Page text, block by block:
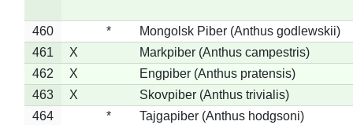
460 *
Mongolsk Piber (Anthus godlewskii)
461
X
Markpiber (Anthus campestris)
462
X
Engpiber (Anthus pratensis)
463
X
Skovpiber (Anthus trivialis)
464
*
Tajgapiber (Anthus hodgsoni)